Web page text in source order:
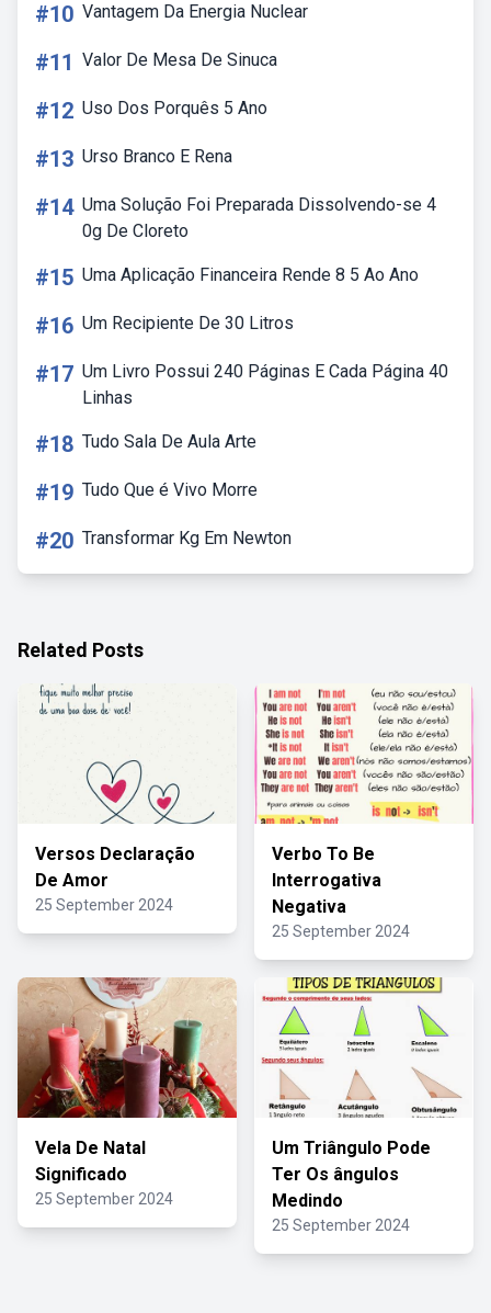
#10 Vantagem Da Energia Nuclear
#11 Valor De Mesa De Sinuca
#12 Uso Dos Porquês 5 Ano
#13 Urso Branco E Rena
#14 Uma Solução Foi Preparada Dissolvendo-se 4
0g De Cloreto
#15 Uma Aplicação Financeira Rende 8 5 Ao Ano
#16 Um Recipiente De 30 Litros
#17 Um Livro Possui 240 Páginas E Cada Página 40
Linhas
#18 Tudo Sala De Aula Arte
#19 Tudo Que é Vivo Morre
#20 Transformar Kg Em Newton
Related Posts
Versos Declaração
De Amor
25 September 2024
Verbo To Be
Interrogativa
Negativa
25 September 2024
Vela De Natal
Significado
25 September 2024
Um Triângulo Pode
Ter Os ângulos
Medindo
25 September 2024